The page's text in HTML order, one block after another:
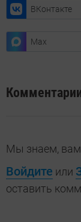
ВКонтакте
Max
Мы знаем, вам
Войдите или
оставить